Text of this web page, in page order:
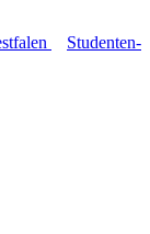
Studenten-